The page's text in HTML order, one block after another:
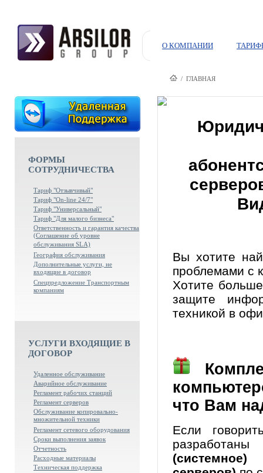
О КОМПАНИИ
/ ГЛАВНАЯ
ФОРМЫ
СОТРУДНИЧЕСТВА
Тариф "Отзывчивый"
Тариф "On-line 24/7"
Тариф "Универсальный"
Тариф "Для малого бизнеса"
Ответственность и гарантия качества
(Соглашение об уровне
обслуживания SLA)
География обслуживания
Дополнительные услуги, не
входящие в договор
Спецпредложение Транспортным
компаниям
УСЛУГИ ВХОДЯЩИЕ В
ДОГОВОР
Удаленное обслуживание
Аварийное обслуживание
Регламент рабочих станций
Регламент серверов
Обслуживание копировально-
множительной техники
Регламент сетевого оборудования
Сроки выполнения заявок
Отчетность
Расходные материалы
Техническая поддержка
Вы хотите
проблемами с
Хотите
защите
техникой в
что Вам
Если